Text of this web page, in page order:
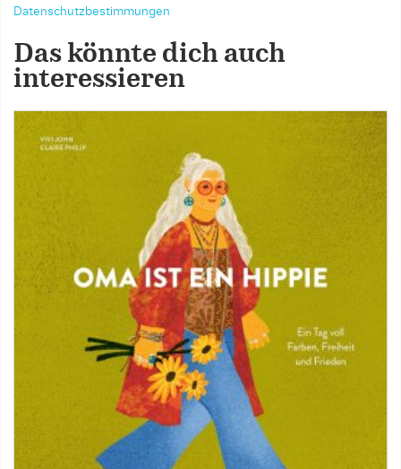
Datenschutzbestimmungen
Das könnte dich auch
interessieren